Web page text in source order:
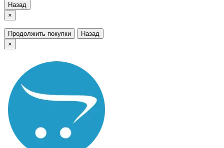
Назад
×
Продолжить покупки
Назад
×